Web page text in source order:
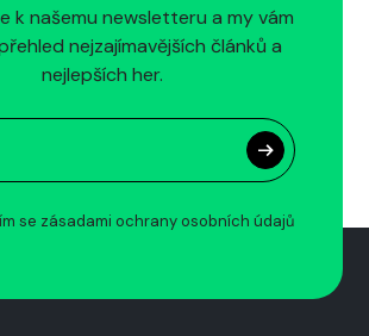
k našemu newsletteru a my vám
nejzajímavějších článků a
nejlepších her.
se zásadami ochrany osobních údajů